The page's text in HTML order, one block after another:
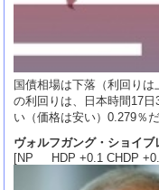
国債相場は下落（利回り
の利回りは、日本時間17
い（価格は安い）0.279％だ
ヴォルフガング・ショイブ
[NP HDP +0.1 CHDP